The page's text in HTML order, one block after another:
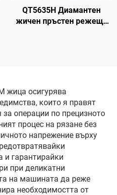
QT5635H Диамантен
жичен пръстен режеща
жица осигурява
които я правят
операции по прецизното
процес на рязане без
напрежение върху
гарантирайки
при деликатни
на машината да реже
необходимостта от